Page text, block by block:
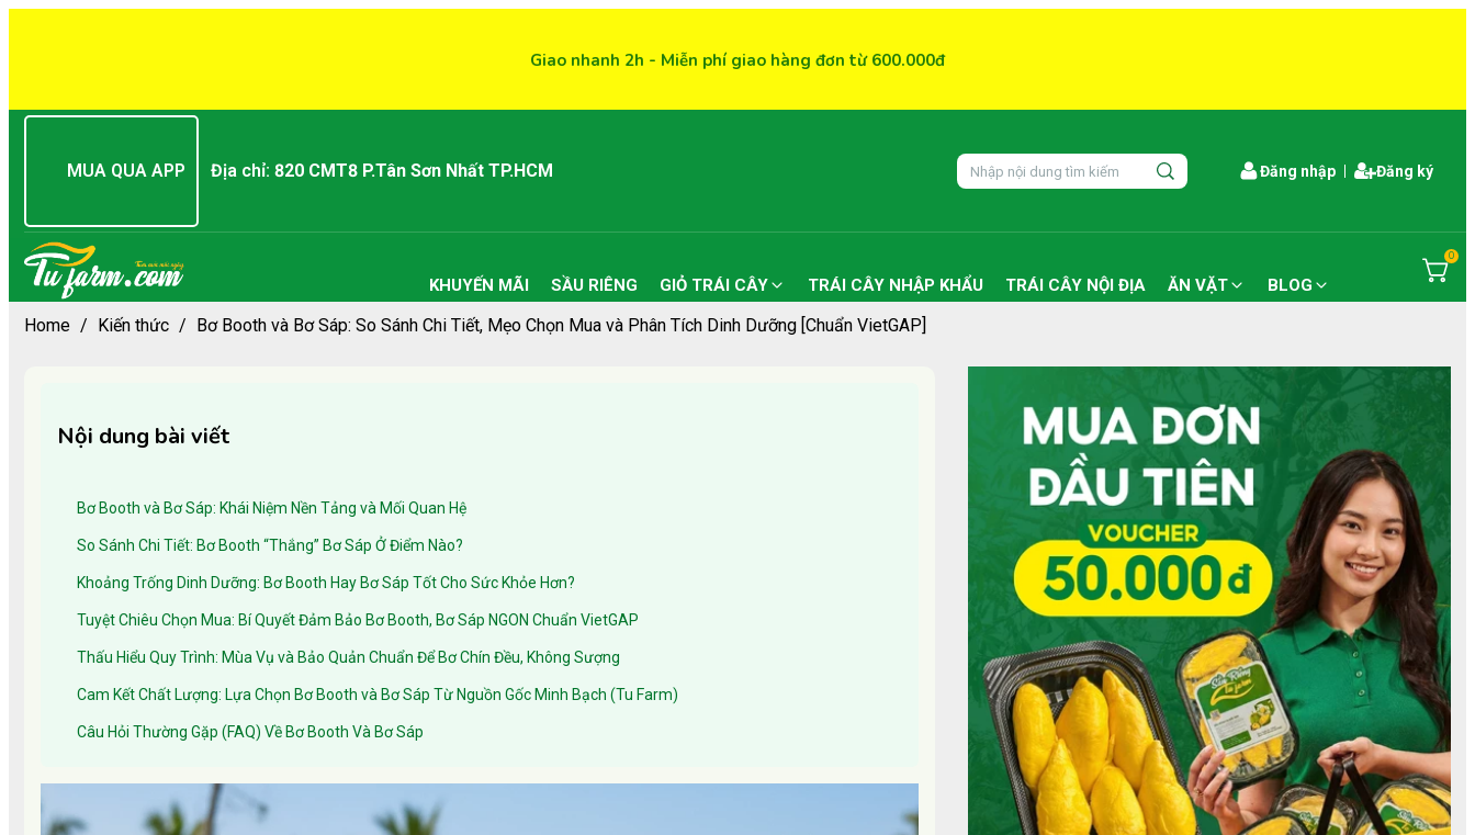
Giao nhanh 2h - Miễn phí giao hàng đơn từ 600.000đ
MUA QUA APP Địa chỉ: 820 CMT8 P.Tân Sơn Nhất TP.HCM Đăng nhập Đăng ký
KHUYẾN MÃI SẦU RIÊNG GIỎ TRÁI CÂY TRÁI CÂY NHẬP KHẨU TRÁI CÂY NỘI ĐỊA ĂN VẶT BLOG
0
Home / Kiến thức / Bơ Booth và Bơ Sáp: So Sánh Chi Tiết, Mẹo Chọn Mua và Phân Tích Dinh Dưỡng [Chuẩn VietGAP]
Nội dung bài viết
Bơ Booth và Bơ Sáp: Khái Niệm Nền Tảng và Mối Quan Hệ
So Sánh Chi Tiết: Bơ Booth “Thắng” Bơ Sáp Ở Điểm Nào?
Khoảng Trống Dinh Dưỡng: Bơ Booth Hay Bơ Sáp Tốt Cho Sức Khỏe Hơn?
Tuyệt Chiêu Chọn Mua: Bí Quyết Đảm Bảo Bơ Booth, Bơ Sáp NGON Chuẩn VietGAP
Thấu Hiểu Quy Trình: Mùa Vụ và Bảo Quản Chuẩn Để Bơ Chín Đều, Không Sượng
Cam Kết Chất Lượng: Lựa Chọn Bơ Booth và Bơ Sáp Từ Nguồn Gốc Minh Bạch (Tu Farm)
Câu Hỏi Thường Gặp (FAQ) Về Bơ Booth Và Bơ Sáp